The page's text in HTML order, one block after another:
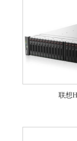
联想